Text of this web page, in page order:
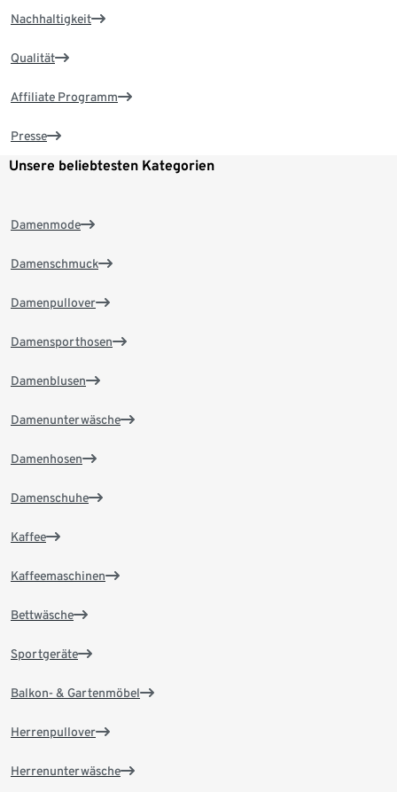
Nachhaltigkeit
Qualität
Affiliate Programm
Presse
Unsere beliebtesten Kategorien
Damenmode
Damenschmuck
Damenpullover
Damensporthosen
Damenblusen
Damenunterwäsche
Damenhosen
Damenschuhe
Kaffee
Kaffeemaschinen
Bettwäsche
Sportgeräte
Balkon- & Gartenmöbel
Herrenpullover
Herrenunterwäsche